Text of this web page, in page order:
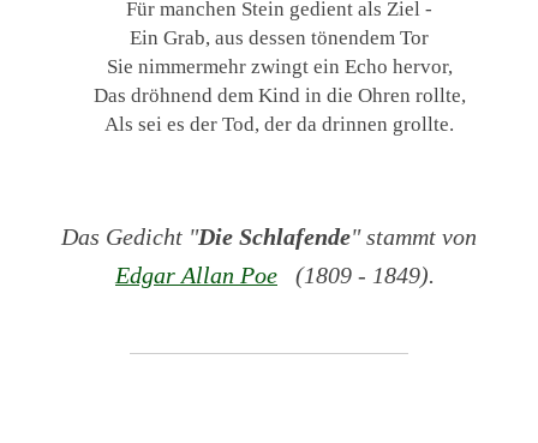
Für manchen Stein gedient als Ziel -
Ein Grab, aus dessen tönendem Tor
Sie nimmermehr zwingt ein Echo hervor,
Das dröhnend dem Kind in die Ohren rollte,
Als sei es der Tod, der da drinnen grollte.
Das Gedicht "Die Schlafende" stammt von
Edgar Allan Poe (1809 - 1849).